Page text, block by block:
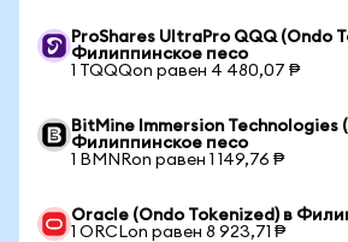
ProShares UltraPro QQQ (Ondo
Филиппинское песо
1 TQQQon равен 4 480,07 ₱
BitMine Immersion Technologies
Филиппинское песо
1 BMNRon равен 1 149,76 ₱
Oracle (Ondo Tokenized) в
1 ORCLon равен 8 923,71 ₱